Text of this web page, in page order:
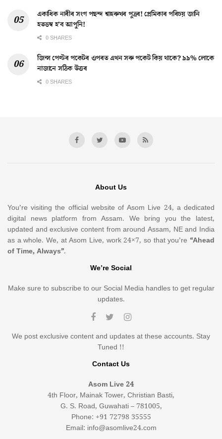
একাধিক নাৰীৰ সংগ পছন্দ শ্বাহৰুখৰ পুত্ৰৰ! প্ৰেমিকাৰ পৰিচয় জানি
হতভম্ব হ’ব আপুনি!
0 SHARES
জিন্স পেণ্টৰ পকেটৰ ওপৰত এখন সৰু পকেট কিয় থাকে? ৯৯% লোকে
নাজানে সঠিক উত্তৰ
0 SHARES
About Us
You’re visiting the official website of Asom Live 24, a dedicated
digital news platform from Assam. We bring you the latest,
updated and exclusive content from around Assam, NE and India
as a whole. We, at Asom Live, work 24×7, so that you’re “Ahead
of Time, Always”.
We’re Social
Make sure to subscribe to our Social Media handles to get regular
updates.
We post exclusive content and updates at these accounts. Stay
Tuned !!
Contact Us
Asom Live 24
4th Floor, Mainak Tower, Christian Basti,
G. S. Road, Guwahati – 781005,
Phone: +91 72798 35555
Email: info@asomlive24.com